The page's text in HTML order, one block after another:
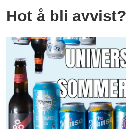
Hot å bli avvist?